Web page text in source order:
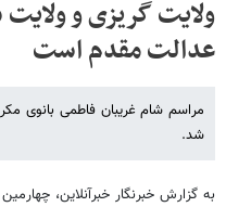
ولایت گریزی و
عدالت مقدم است
مراسم شام غریبان فاطمی بانوی
شد.
به گزارش خبرنگار خبرآنلاین،